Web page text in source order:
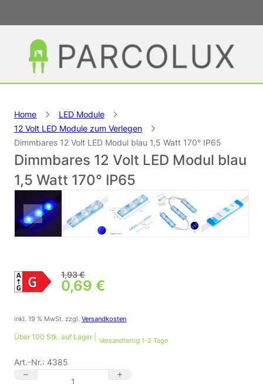
Home
LED Module
12 Volt LED Module zum Verlegen
Dimmbares 12 Volt LED Modul blau 1,5 Watt 170° IP65
Dimmbares 12 Volt LED Modul blau
1,5 Watt 170° IP65
1,93€
Ursprünglicher Preis war:
0,69 €
Aktueller Preis ist: 0,69 €.
inkl. 19 % MwSt. zzgl.Versandkosten
Über 100 Stk. auf Lager | Versandfertig 1-2 Tage
Art.-Nr.: 4385
Dimmbares 12 Volt LED Modul blau 1,5 Watt 170° IP65 Menge